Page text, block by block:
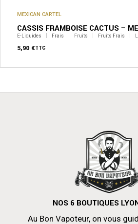
MEXICAN CARTEL
CASSIS FRAMBOISE CACTUS –
E-Liquides Frais Fruits Fruits Frais
5,90 €TTC
NOS 6 BOUTIQUES
Au Bon Vapoteur, on vous